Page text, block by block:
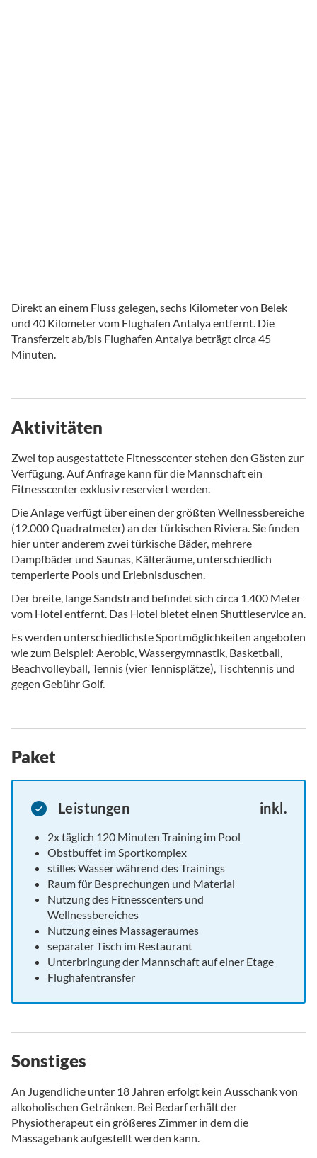
Direkt an einem Fluss gelegen, sechs Kilometer von Belek
und 40 Kilometer vom Flughafen Antalya entfernt. Die
Transferzeit ab/bis Flughafen Antalya beträgt circa 45
Minuten.
Aktivitäten
Zwei top ausgestattete Fitnesscenter stehen den Gästen zur
Verfügung. Auf Anfrage kann für die Mannschaft ein
Fitnesscenter exklusiv reserviert werden.
Die Anlage verfügt über einen der größten Wellnessbereiche
(12.000 Quadratmeter) an der türkischen Riviera. Sie finden
hier unter anderem zwei türkische Bäder, mehrere
Dampfbäder und Saunas, Kälteräume, unterschiedlich
temperierte Pools und Erlebnisduschen.
Der breite, lange Sandstrand befindet sich circa 1.400 Meter
vom Hotel entfernt. Das Hotel bietet einen Shuttleservice an.
Es werden unterschiedlichste Sportmöglichkeiten angeboten
wie zum Beispiel: Aerobic, Wassergymnastik, Basketball,
Beachvolleyball, Tennis (vier Tennisplätze), Tischtennis und
gegen Gebühr Golf.
Paket
Leistungen inkl.
2x täglich 120 Minuten Training im Pool
Obstbuffet im Sportkomplex
stilles Wasser während des Trainings
Raum für Besprechungen und Material
Nutzung des Fitnesscenters und
Wellnessbereiches
Nutzung eines Massageraumes
separater Tisch im Restaurant
Unterbringung der Mannschaft auf einer Etage
Flughafentransfer
Sonstiges
An Jugendliche unter 18 Jahren erfolgt kein Ausschank von
alkoholischen Getränken. Bei Bedarf erhält der
Physiotherapeut ein größeres Zimmer in dem die
Massagebank aufgestellt werden kann.